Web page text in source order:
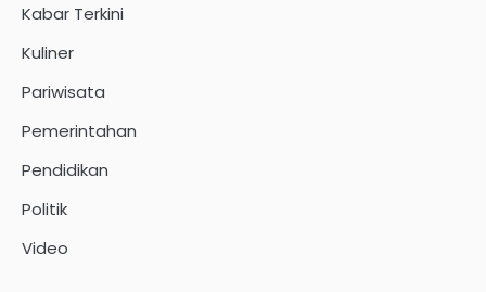
Kabar Terkini
Kuliner
Pariwisata
Pemerintahan
Pendidikan
Politik
Video